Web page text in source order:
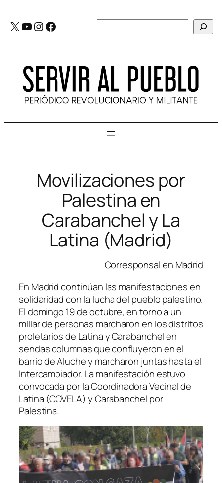
contenido
X YouTube
Instagram
Facebook
Movilizaciones por
Palestina en
Carabanchel y La
Latina (Madrid)
Corresponsal en Madrid
En Madrid continúan las manifestaciones en
solidaridad con la lucha del pueblo palestino.
El domingo 19 de octubre, en torno a un
millar de personas marcharon en los distritos
proletarios de Latina y Carabanchel en
sendas columnas que confluyeron en el
barrio de Aluche y marcharon juntas hasta el
Intercambiador. La manifestación estuvo
convocada por laCoordinadora Vecinal de
Latina (COVELA) yCarabanchel por
Palestina.